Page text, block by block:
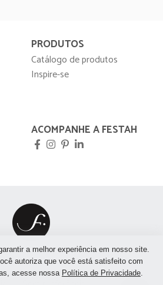
a melhor experiência em nosso site.
autoriza que você está satisfeito com
acesse nossa Política de Privacidade.
PRODUTOS
Catálogo de produtos
Inspire-se
ACOMPANHE A FESTAH
do Rio Preto
Rio de Janeiro